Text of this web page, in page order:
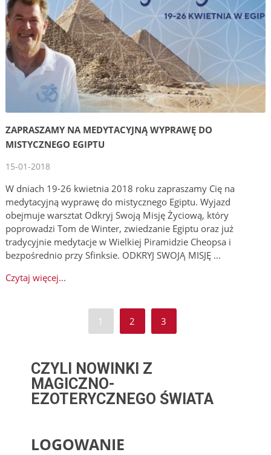
ZAPRASZAMY NA MEDYTACYJNĄ WYPRAWĘ DO
MISTYCZNEGO EGIPTU
15-01-2018
W dniach 19-26 kwietnia 2018 roku zapraszamy Cię na
medytacyjną wyprawę do mistycznego Egiptu. Wyjazd
obejmuje warsztat Odkryj Swoją Misję Życiową, który
poprowadzi Tom de Winter, zwiedzanie Egiptu oraz już
tradycyjnie medytacje w Wielkiej Piramidzie Cheopsa i
bezpośrednio przy Sfinksie. ODKRYJ SWOJĄ MISJĘ …
Czytaj więcej...
1 2 3
CZYLI NOWINKI Z
MAGICZNO-
EZOTERYCZNEGO ŚWIATA
LOGOWANIE